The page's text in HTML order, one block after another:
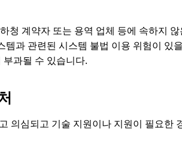
청 계약자 또는 용역 업체 등에 속하지
과 관련된 시스템 불법 이용 위험이 있
과될 수 있습니다.
의심되고 기술 지원이나 지원이 필요한